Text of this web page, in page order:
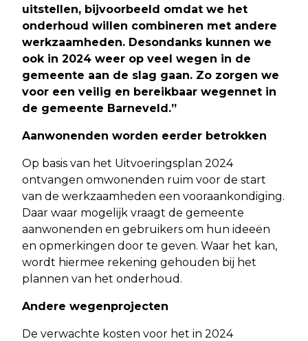
uitstellen, bijvoorbeeld omdat we het
onderhoud willen combineren met andere
werkzaamheden. Desondanks kunnen we
ook in 2024 weer op veel wegen in de
gemeente aan de slag gaan. Zo zorgen we
voor een veilig en bereikbaar wegennet in
de gemeente Barneveld.”
Aanwonenden worden eerder betrokken
Op basis van het Uitvoeringsplan 2024
ontvangen omwonenden ruim voor de start
van de werkzaamheden een vooraankondiging.
Daar waar mogelijk vraagt de gemeente
aanwonenden en gebruikers om hun ideeën
en opmerkingen door te geven. Waar het kan,
wordt hiermee rekening gehouden bij het
plannen van het onderhoud.
Andere wegenprojecten
De verwachte kosten voor het in 2024